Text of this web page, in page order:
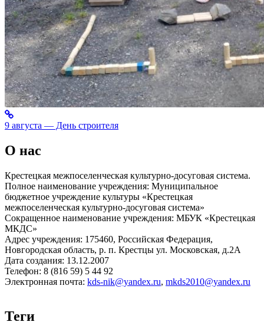
9 августа — День строителя
О нас
Крестецкая межпоселенческая культурно-досуговая система.
Полное наименование учреждения: Муниципальное
бюджетное учреждение культуры «Крестецкая
межпоселенческая культурно-досуговая система»
Сокращенное наименование учреждения: МБУК «Крестецкая
МКДС»
Адрес учреждения: 175460, Российская Федерация,
Новгородская область, р. п. Крестцы ул. Московская, д.2А
Дата создания: 13.12.2007
Телефон: 8 (816 59) 5 44 92
Электронная почта: kds-nik@yandex.ru, mkds2010@yandex.ru
Теги